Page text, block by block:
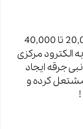
1. کوئل (سیمپیچ احتراق) ولتاژ بالا (معمولاً 20,000 تا 40,000
الکترود مرکزی
جرقه ایجاد
کرده و